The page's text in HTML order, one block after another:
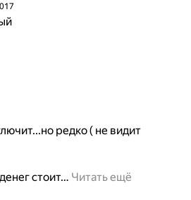
редко ( не видит
стоит… Читать ещё